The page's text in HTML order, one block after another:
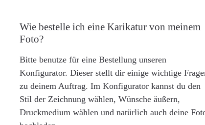
Wie bestelle ich eine Karikatur von meinem
Foto?
Bitte benutze für eine Bestellung unseren
Konfigurator. Dieser stellt dir einige wichtige
zu deinem Auftrag. Im Konfigurator kannst du den
Stil der Zeichnung wählen, Wünsche äußern,
Druckmedium wählen und natürlich auch deine